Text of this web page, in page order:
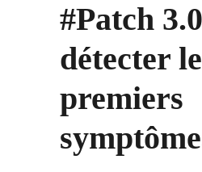
#Patch
détecter
premiers